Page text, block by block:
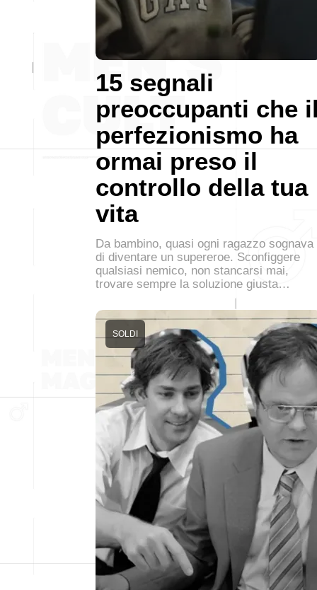
15 segnali
preoccupanti che
perfezionismo ha
ormai preso il
controllo della tua
vita
Da bambino, quasi ogni ragazzo sognava
di diventare un supereroe. Sconfiggere
qualsiasi nemico, non stancarsi mai,
trovare sempre la soluzione giusta…
SOLDI